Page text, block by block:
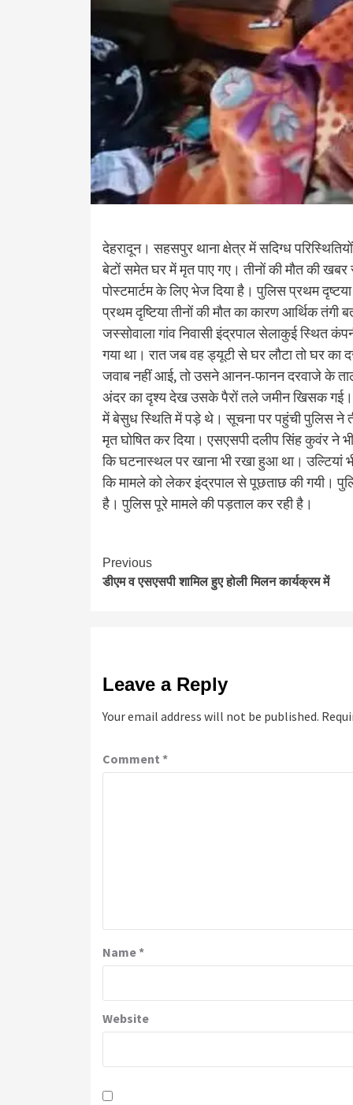
देहरादून। सहसपुर थाना क्षेत्र में सदिग्ध
बेटों समेत घर में मृत पाए गए। तीनों की मौत की
पोस्टमार्टम के लिए भेज दिया है। पुलिस प्रथम
प्रथम दृष्टिया तीनों की मौत का कारण आर्थिक
जस्सोवाला गांव निवासी इंद्रपाल सेलाकुई स्थित
गया था। रात जब वह ड्यूटी से घर लौटा तो घर
जवाब नहीं आई, तो उसने आनन-फानन दरवाजे के
अंदर का दृश्य देख उसके पैरों तले जमीन खिसक गई।
में बेसुध स्थिति में पड़े थे। सूचना पर पहुंची पुलिस ने
मृत घोषित कर दिया। एसएसपी दलीप सिंह कुवंर ने
कि घटनास्थल पर खाना भी रखा हुआ था। उल्टियां
कि मामले को लेकर इंद्रपाल से पूछताछ की गयी।
है। पुलिस पूरे मामले की पड़ताल कर रही है।
Continue
Reading
Previous
डीएम व एसएसपी शामिल हुए होली मिलन कार्यक्रम में
Leave a Reply
Your email address will not be published.
Comment *
Name*
Website